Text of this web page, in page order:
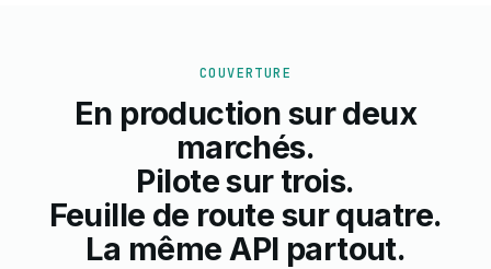
COUVERTURE
En production sur deux
marchés.
Pilote sur trois.
Feuille de route sur quatre.
La même API partout.